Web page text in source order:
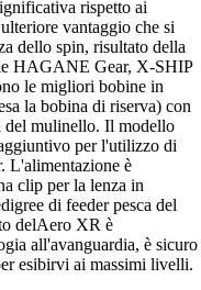
rispetto ai
vantaggio che si
dello spin, risultato della
HAGANE Gear, X-SHIP
le migliori bobine in
la bobina di riserva) con
del mulinello. Il modello
per l'utilizzo di
L'alimentazione è
clip per la lenza in
di feeder pesca del
delAero XR è
all'avanguardia, è sicuro
esibirvi ai massimi livelli.